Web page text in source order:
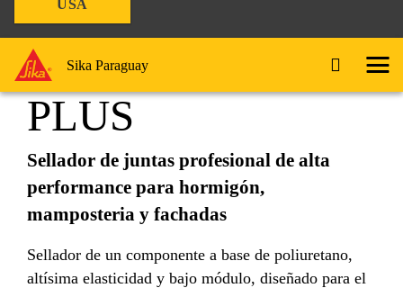
USA
Sika Paraguay
Sikaflex®-1A
PLUS
Sellador de juntas profesional de alta
performance para hormigón,
mamposteria y fachadas
Sellador de un componente a base de poliuretano,
altísima elasticidad y bajo módulo, diseñado para el